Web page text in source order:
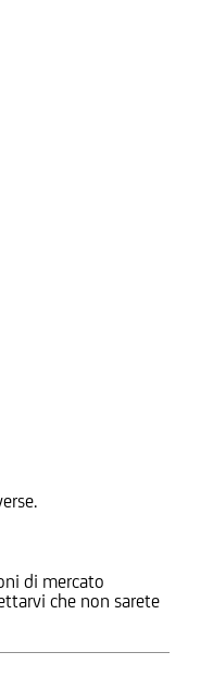
di mercato
che non sarete